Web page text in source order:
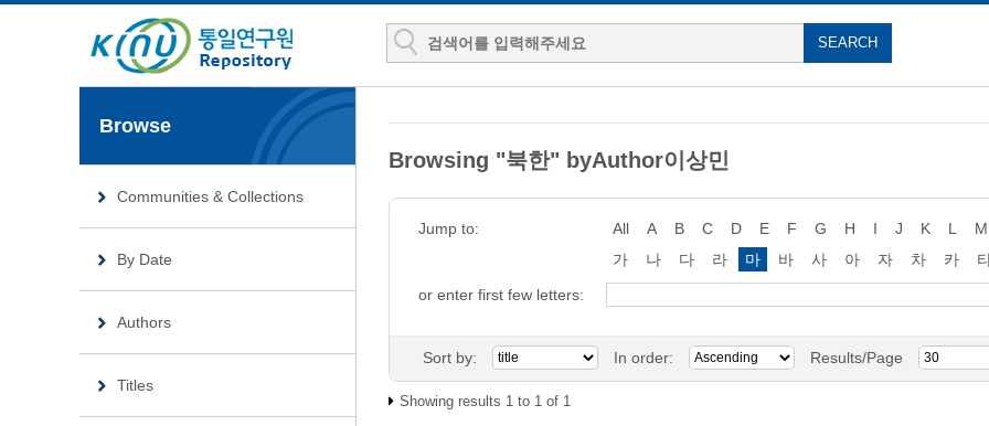
Browse
Communities & Collections
By Date
Authors
Titles
Browsing "북한" byAuthor이상민
Jump to: All A B C D E F G H I J K L M
가
나 다 라 마 바 사 아 자 차 카
or enter first few letters:
Sort by: In order: Results/Page
Showing results 1 to 1 of 1